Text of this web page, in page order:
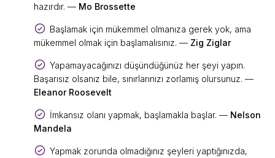
hazırdır. — Mo Brossette
Başlamak için mükemmel olmanıza gerek yok, ama
mükemmel olmak için başlamalısınız. — Zig Ziglar
Yapamayacağınızı düşündüğünüz her şeyi yapın.
Başarısız olsanız bile, sınırlarınızı zorlamış olursunuz. —
Eleanor Roosevelt
İmkansız olanı yapmak, başlamakla başlar. — Nelson
Mandela
Yapmak zorunda olmadığınız şeyleri yaptığınızda,